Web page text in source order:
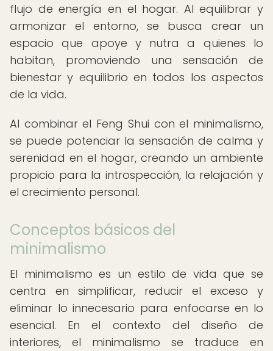
flujo de energía en el hogar. Al equilibrar y
armonizar el entorno, se busca crear un
espacio que apoye y nutra a quienes lo
habitan, promoviendo una sensación de
bienestar y equilibrio en todos los aspectos
de la vida.
Al combinar el Feng Shui con el minimalismo,
se puede potenciar la sensación de calma y
serenidad en el hogar, creando un ambiente
propicio para la introspección, la relajación y
el crecimiento personal.
Conceptos básicos del
minimalismo
El minimalismo es un estilo de vida que se
centra en simplificar, reducir el exceso y
eliminar lo innecesario para enfocarse en lo
esencial. En el contexto del diseño de
interiores, el minimalismo se traduce en